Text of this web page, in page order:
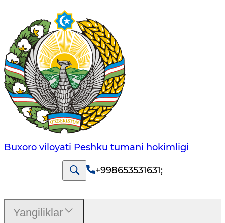
Buxoro viloyati Peshku tumani hokimligi
+998653531631;
Yangiliklar